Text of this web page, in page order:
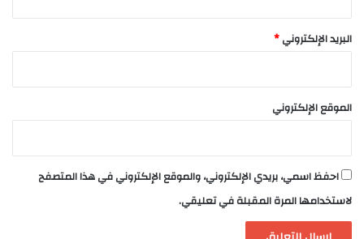
البريد الإلكتروني*
الموقع الإلكتروني
احفظ اسمي، بريدي الإلكتروني، والموقع الإلكتروني في هذا المتصفح
لاستخدامها المرة المقبلة في تعليقي.